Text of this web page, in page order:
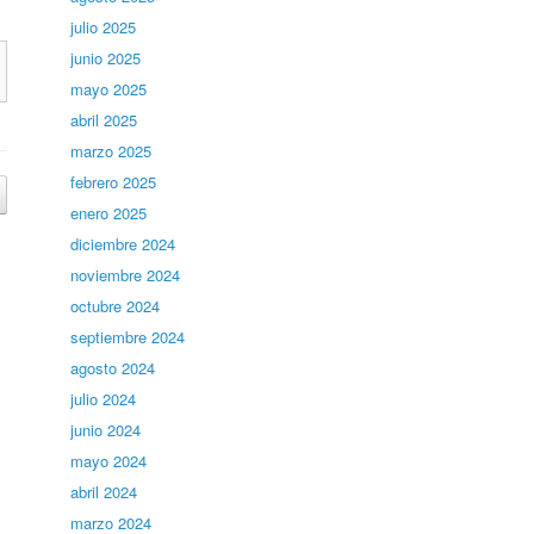
julio 2025
junio 2025
mayo 2025
abril 2025
marzo 2025
febrero 2025
enero 2025
diciembre 2024
noviembre 2024
octubre 2024
septiembre 2024
agosto 2024
julio 2024
junio 2024
mayo 2024
abril 2024
marzo 2024